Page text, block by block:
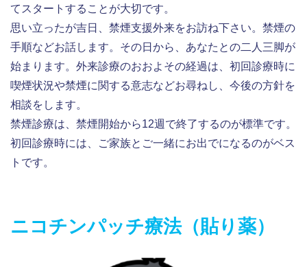
てスタートすることが大切です。
思い立ったが吉日、禁煙支援外来をお訪ね下さい。禁煙の
手順などお話します。その日から、あなたとの二人三脚が
始まります。外来診療のおおよその経過は、初回診療時に
喫煙状況や禁煙に関する意志などお尋ねし、今後の方針を
相談をします。
禁煙診療は、禁煙開始から12週で終了するのが標準です。
初回診療時には、ご家族とご一緒にお出でになるのがベス
トです。
ニコチンパッチ療法（貼り薬）